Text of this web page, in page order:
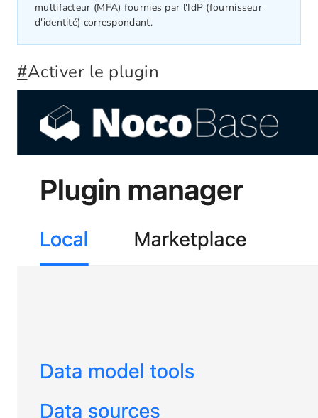
multifacteur (MFA) fournies par l'IdP (fournisseur
d'identité) correspondant.
#Activer le plugin